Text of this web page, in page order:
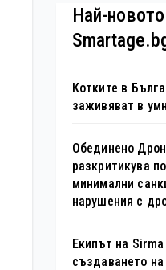
Най-
Котките в
заживяват в
Обединено
разкритикува
минимални
нарушения с
Екипът на
създаването на